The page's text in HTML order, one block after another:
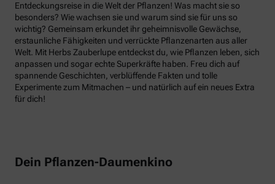
Entdeckungsreise in die Welt der Pflanzen! Was macht sie so
besonders? Wie wachsen sie und warum sind sie für uns so
wichtig? Gemeinsam erkundet ihr geheimnisvolle Gewächse,
erstaunliche Fähigkeiten und verrückte Pflanzenarten aus aller
Welt. Mit Herbs Zauberlupe entdeckst du, wie Pflanzen leben, sich
anpassen und sogar echte Superkräfte haben. Freu dich auf
spannende Geschichten, verblüffende Fakten und tolle
Experimente zum Mitmachen – und natürlich auf ein neues Extra
für dich!
Dein Pflanzen-Daumenkino